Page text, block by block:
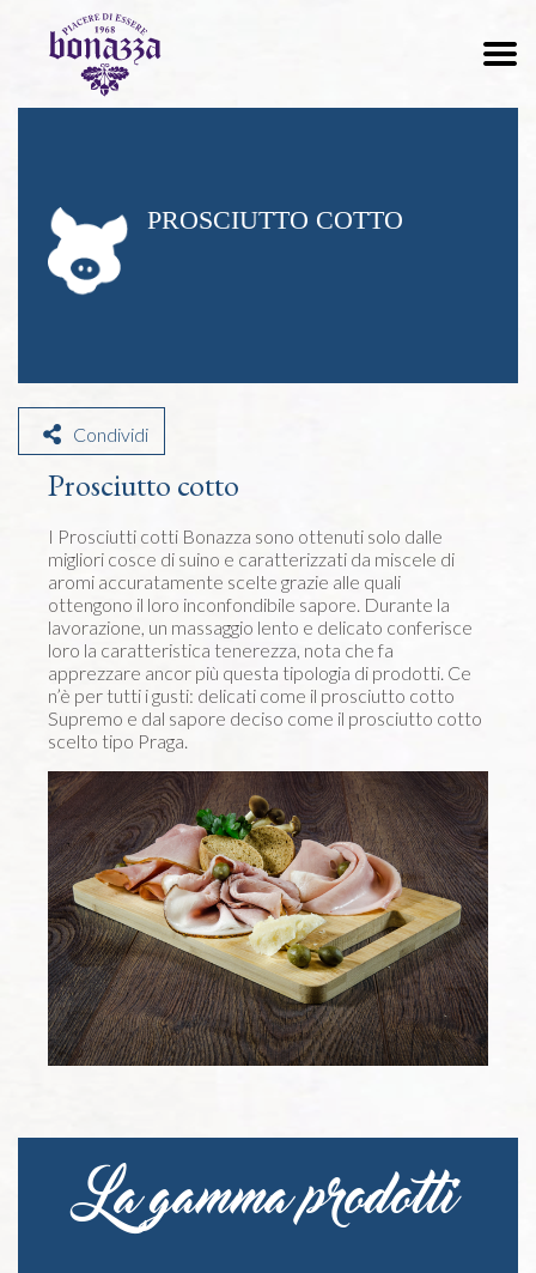
PROSCIUTTO COTTO
Condividi
Prosciutto cotto
I Prosciutti cotti Bonazza sono ottenuti solo dalle
migliori cosce di suino e caratterizzati da miscele di
aromi accuratamente scelte grazie alle quali
ottengono il loro inconfondibile sapore. Durante la
lavorazione, un massaggio lento e delicato conferisce
loro la caratteristica tenerezza, nota che fa
apprezzare ancor più questa tipologia di prodotti. Ce
n’è per tutti i gusti: delicati come il prosciutto cotto
Supremo e dal sapore deciso come il prosciutto cotto
scelto tipo Praga.
La gamma prodotti